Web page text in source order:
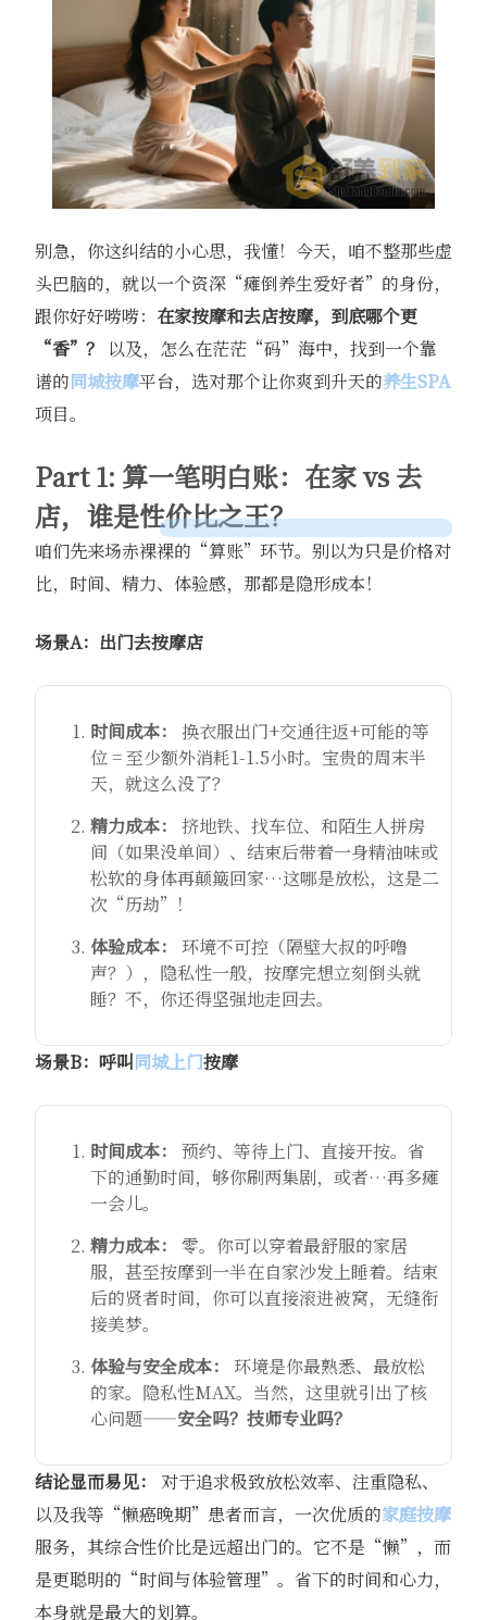
别急，你这纠结的小心思，我懂！今天，咱不整那些虚
头巴脑的，就以一个资深“瘫倒养生爱好者”的身份，
跟你好好唠唠： 在家按摩和去店按摩，到底哪个更
“香”？
​ 以及，怎么在茫茫“码”海中，找到一个靠
谱的同城按摩平台，选对那个让你爽到升天的养生SPA
项目。
Part 1: 算一笔明白账：在家 vs 去
店，谁是性价比之王？
咱们先来场赤裸裸的“算账”环节。别以为只是价格对
比，时间、精力、体验感，那都是隐形成本！
场景A：出门去按摩店
时间成本：
​ 换衣服出门+交通往返+可能的等
位 = 至少额外消耗1-1.5小时。宝贵的周末半
天，就这么没了？
精力成本：
​ 挤地铁、找车位、和陌生人拼房
间（如果没单间）、结束后带着一身精油味或
松软的身体再颠簸回家…这哪是放松，这是二
次“历劫”！
体验成本：
​ 环境不可控（隔壁大叔的呼噜
声？），隐私性一般，按摩完想立刻倒头就
睡？不，你还得坚强地走回去。
场景B：呼叫同城上门按摩
时间成本：
​ 预约、等待上门、直接开按。省
下的通勤时间，够你刷两集剧，或者…再多瘫
一会儿。
精力成本：
​ 零。你可以穿着最舒服的家居
服，甚至按摩到一半在自家沙发上睡着。结束
后的贤者时间，你可以直接滚进被窝，无缝衔
接美梦。
体验与安全成本：
​ 环境是你最熟悉、最放松
的家。隐私性MAX。当然，这里就引出了核
心问题——安全吗？技师专业吗？
结论显而易见：
​ 对于追求极致放松效率、注重隐私、
以及我等“懒癌晚期”患者而言，一次优质的家庭按摩
服务，其综合性价比是远超出门的。它不是“懒”，而
是更聪明的“时间与体验管理”。省下的时间和心力，
本身就是最大的划算。